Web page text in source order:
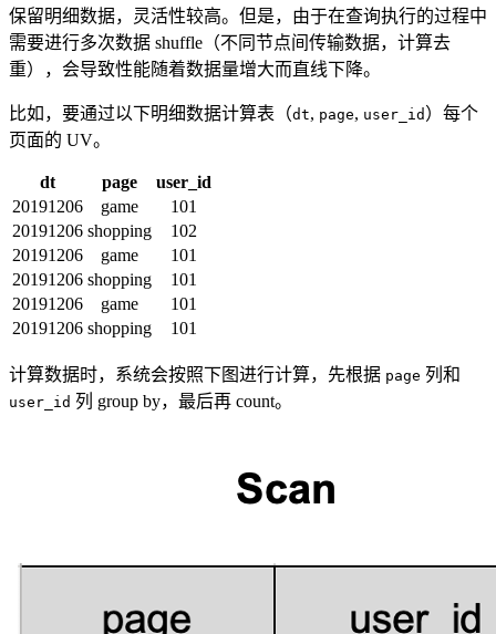
保留明细数据，灵活性较高。但是，由于在查询执行的过程中
需要进行多次数据 shuffle（不同节点间传输数据，计算去
重），会导致性能随着数据量增大而直线下降。
比如，要通过以下明细数据计算表（dt, page, user_id ）每个
页面的 UV。
dt page
user_id
20191206
game
101
20191206 shopping
102
20191206
game
101
20191206 shopping
101
20191206
game
101
20191206 shopping 101
计算数据时，系统会按照下图进行计算，先根据 page 列和
user_id 列 group by，最后再 count。